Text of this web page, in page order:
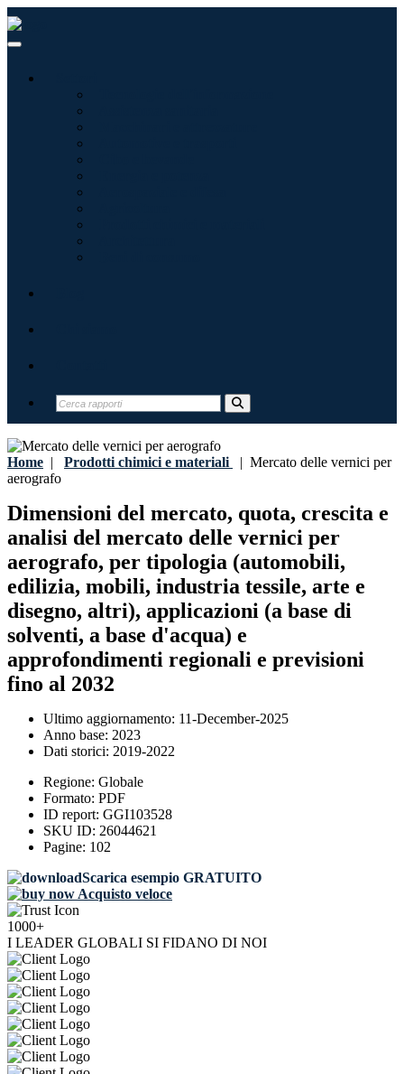
Home | Prodotti chimici e materiali | Mercato delle vernici per
aerografo
Dimensioni del mercato, quota, crescita e
analisi del mercato delle vernici per
aerografo, per tipologia (automobili,
edilizia, mobili, industria tessile, arte e
disegno, altri), applicazioni (a base di
solventi, a base d'acqua) e
approfondimenti regionali e previsioni
fino al 2032
Ultimo aggiornamento: 11-December-2025
Anno base: 2023
Dati storici: 2019-2022
Regione: Globale
Formato: PDF
ID report: GGI103528
SKU ID: 26044621
Pagine: 102
Scarica esempio GRATUITO
Acquisto veloce
1000+
I LEADER GLOBALI SI FIDANO DI NOI